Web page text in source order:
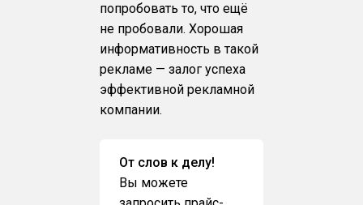
попробовать то, что ещё
не пробовали. Хорошая
информативность в такой
рекламе — залог успеха
эффективной рекламной
компании.
От слов к делу!
Вы можете